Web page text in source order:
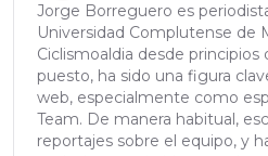
Jorge Borreguero es
Universidad Complutense de
Ciclismoaldia desde principios
puesto, ha sido una figura
web, especialmente como
Team. De manera habitual,
reportajes sobre el equipo, y